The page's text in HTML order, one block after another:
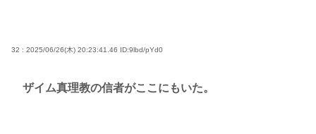
32 : 2025/06/26(木) 20:23:41.46 ID:9lbd/pYd0
ザイム真理教の信者がここにもいた。